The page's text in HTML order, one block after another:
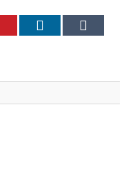
Pinterest LinkedIn